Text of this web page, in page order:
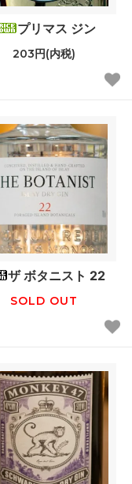
プリマス ジン
203円(内税)
ザ ボタニスト 22
SOLD OUT